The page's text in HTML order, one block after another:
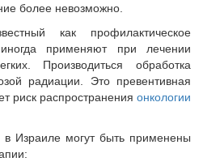
более невозможно.
как профилактическое
применяют при лечении
Производиться обработка
радиации. Это превентивная
риск распространения онкологии
в Израиле могут быть применены